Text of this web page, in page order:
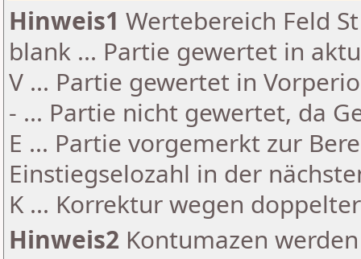
Hinweis1 Wertebereich Feld
blank ... Partie gewertet in
V ... Partie gewertet in
- ... Partie nicht gewertet, da
E ... Partie vorgemerkt zur
Einstiegselozahl in der
K ... Korrektur wegen
Hinweis2 Kontumazen